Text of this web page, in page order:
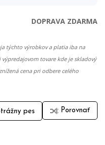
DOPRAVA ZDARMA
týchto výrobkov a platia iba na
tovare kde je skladový
cena pri odbere celého
pes Porovnať